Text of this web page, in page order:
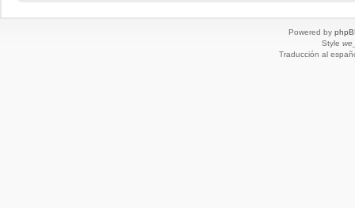
Powered by
Style
Traducción al